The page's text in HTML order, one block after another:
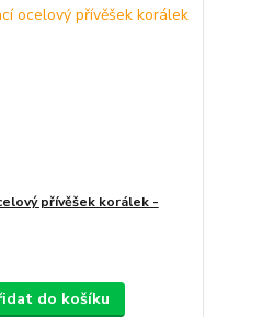
přívěšek korálek -
do košíku